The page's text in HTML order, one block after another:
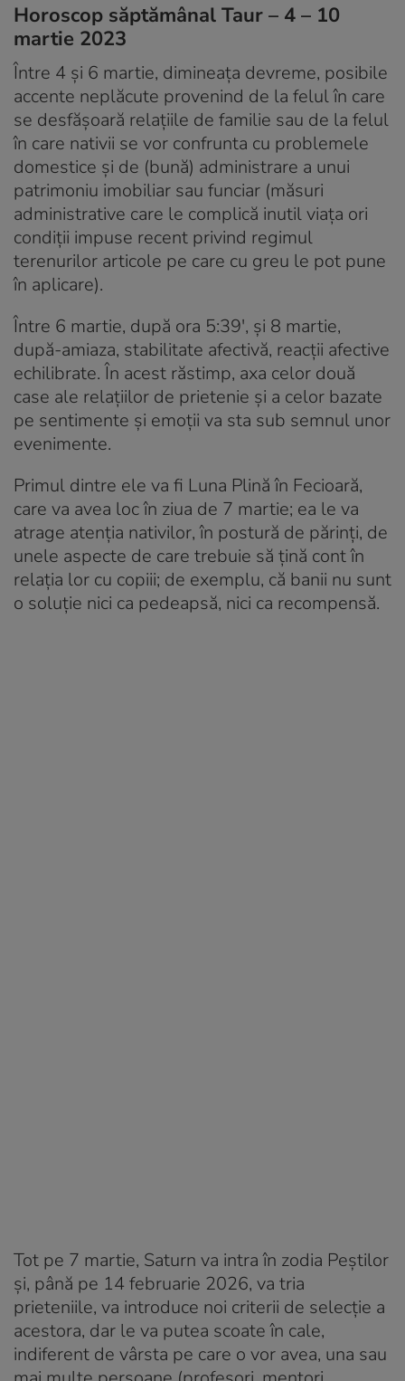
Horoscop săptămânal Taur – 4 – 10
martie 2023
Între 4 și 6 martie, dimineața devreme, posibile
accente neplăcute provenind de la felul în care
se desfășoară relațiile de familie sau de la felul
în care nativii se vor confrunta cu problemele
domestice și de (bună) administrare a unui
patrimoniu imobiliar sau funciar (măsuri
administrative care le complică inutil viața ori
condiții impuse recent privind regimul
terenurilor articole pe care cu greu le pot pune
în aplicare).
Între 6 martie, după ora 5:39′, și 8 martie,
după-amiaza, stabilitate afectivă, reacții afective
echilibrate. În acest răstimp, axa celor două
case ale relațiilor de prietenie și a celor bazate
pe sentimente și emoții va sta sub semnul unor
evenimente.
Primul dintre ele va fi Luna Plină în Fecioară,
care va avea loc în ziua de 7 martie; ea le va
atrage atenția nativilor, în postură de părinți, de
unele aspecte de care trebuie să țină cont în
relația lor cu copiii; de exemplu, că banii nu sunt
o soluție nici ca pedeapsă, nici ca recompensă.
Tot pe 7 martie, Saturn va intra în zodia Peștilor
și, până pe 14 februarie 2026, va tria
prieteniile, va introduce noi criterii de selecție a
acestora, dar le va putea scoate în cale,
indiferent de vârsta pe care o vor avea, una sau